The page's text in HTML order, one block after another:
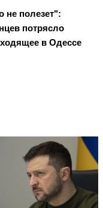
не полезет":
потрясло
в Одессе